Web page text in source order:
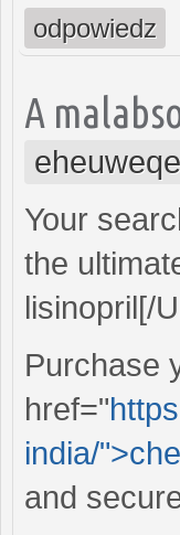
odpowiedz
A
Your
the
lisinopril[/
Purchase
href="
india/
and